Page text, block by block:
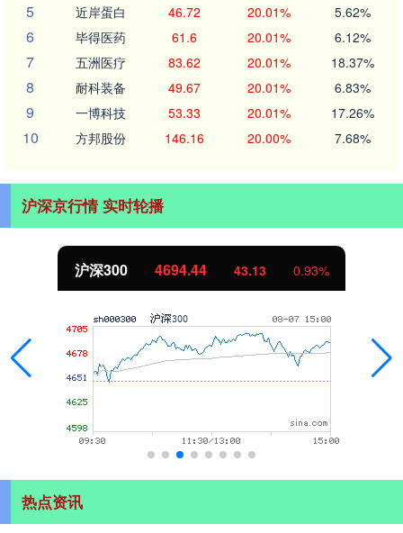
5 近岸蛋白 46.72 20.01% 5.62%
6 毕得医药 61.6 20.01% 6.12%
7 五洲医疗 83.62 20.01% 18.37%
8 耐科装备 49.67 20.01% 6.83%
9 一博科技 53.33 20.01% 17.26%
10 方邦股份 146.16 20.00% 7.68%
沪深京行情 实时轮播
4694.44 43.13 0.93%
热点资讯